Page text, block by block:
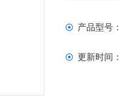
产品型号：
更新时间：